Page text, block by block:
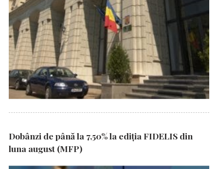
Dobânzi de până la 7,50% la ediția FIDELIS din
luna august (MFP)